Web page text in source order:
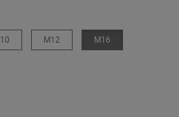
M12 M16